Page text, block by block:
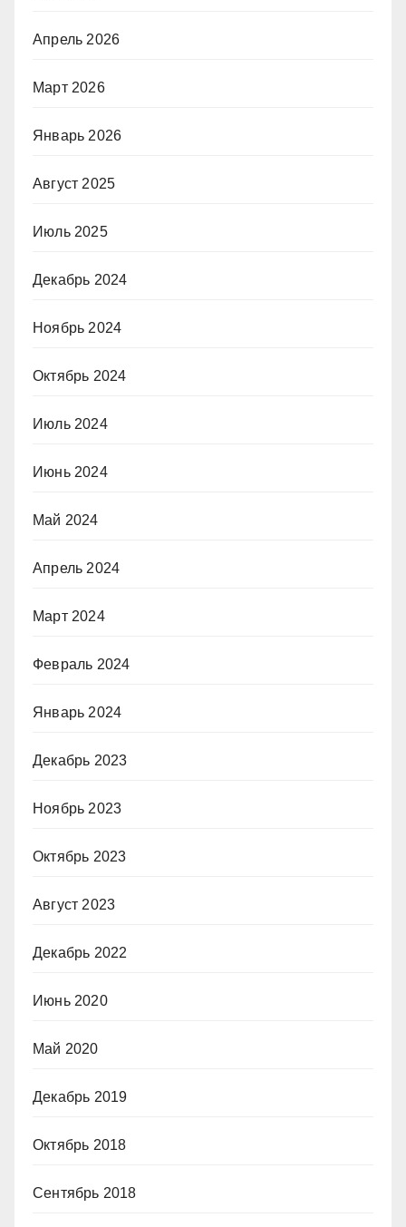
Апрель 2026
Март 2026
Январь 2026
Август 2025
Июль 2025
Декабрь 2024
Ноябрь 2024
Октябрь 2024
Июль 2024
Июнь 2024
Май 2024
Апрель 2024
Март 2024
Февраль 2024
Январь 2024
Декабрь 2023
Ноябрь 2023
Октябрь 2023
Август 2023
Декабрь 2022
Июнь 2020
Май 2020
Декабрь 2019
Октябрь 2018
Сентябрь 2018